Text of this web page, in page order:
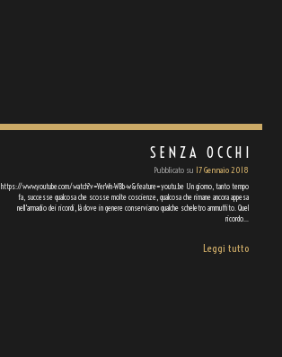
SENZA OCCHI
Pubblicato su 17 Gennaio 2018
https://www.youtube.com/watch?v=YerWn-WBb-w&feature=youtu.be Un giorno, tanto tempo
fa, successe qualcosa che scosse molte coscienze, qualcosa che rimane ancora appesa
nell'armadio dei ricordi, là dove in genere conserviamo qualche scheletro ammuffito. Quel
ricordo…
Leggi tutto